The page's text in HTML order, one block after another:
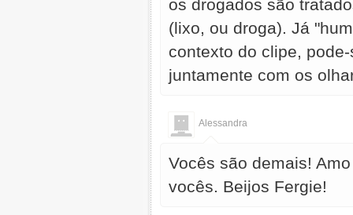
os drogados são
(lixo, ou droga). Já
contexto do clipe,
juntamente com os
Alessandra
Vocês são demais!
vocês. Beijos Fergie!